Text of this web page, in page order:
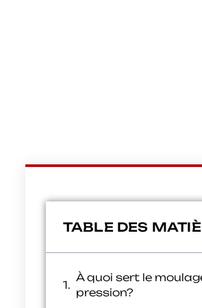
TABLE DES
À quoi sert le
pression?